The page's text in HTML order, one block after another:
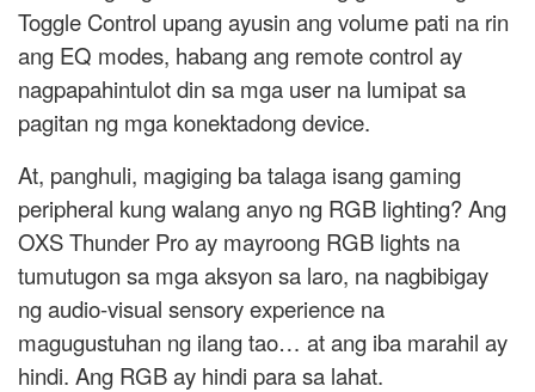
Toggle Control upang ayusin ang volume pati na rin
ang EQ modes, habang ang remote control ay
nagpapahintulot din sa mga user na lumipat sa
pagitan ng mga konektadong device.
At, panghuli, magiging ba talaga isang gaming
peripheral kung walang anyo ng RGB lighting? Ang
OXS Thunder Pro ay mayroong RGB lights na
tumutugon sa mga aksyon sa laro, na nagbibigay
ng audio-visual sensory experience na
magugustuhan ng ilang tao… at ang iba marahil ay
hindi. Ang RGB ay hindi para sa lahat.